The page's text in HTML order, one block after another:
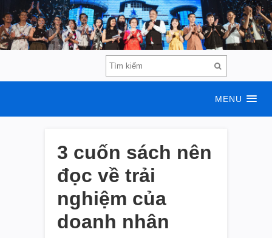
MENU
3 cuốn sách nên
đọc về trải
nghiệm của
doanh nhân